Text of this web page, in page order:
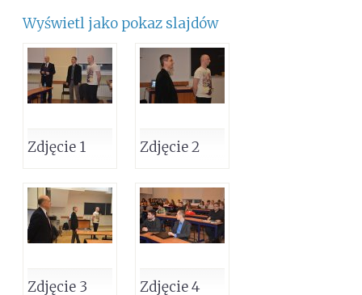
Wyświetl jako pokaz slajdów
Zdjęcie 1 Zdjęcie 2
Zdjęcie 3 Zdjęcie 4